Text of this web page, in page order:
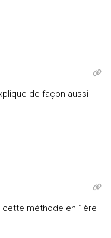
de façon aussi
cette méthode en 1ère